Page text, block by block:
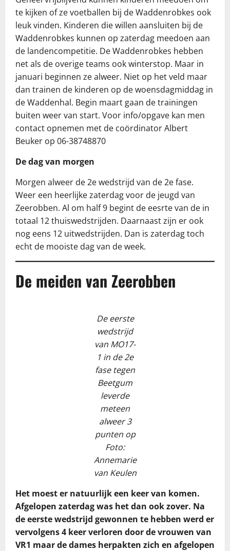
te kijken of ze voetballen bij de Waddenrobkes ook
leuk vinden. Kinderen die willen aansluiten bij de
Waddenrobkes kunnen op zaterdag meedoen aan
de landencompetitie. De Waddenrobkes hebben
net als de overige teams ook winterstop. Maar in
januari beginnen ze alweer. Niet op het veld maar
dan trainen de kinderen op de woensdagmiddag in
de Waddenhal. Begin maart gaan de trainingen
buiten weer van start. Voor info/opgave kan men
contact opnemen met de coördinator Albert
Beuker op 06-38748870
De dag van morgen
Morgen alweer de 2e wedstrijd van de 2e fase.
Weer een heerlijke zaterdag voor de jeugd van
Zeerobben. Al om half 9 begint de eesrte van de in
totaal 12 thuiswedstrijden. Daarnaast zijn er ook
nog eens 12 uitwedstrijden. Dan is zaterdag toch
echt de mooiste dag van de week.
De meiden van Zeerobben
De eerste
wedstrijd
van MO17-
1 in de 2e
fase tegen
Beetgum
leverde
meteen
alweer 3
punten op
Foto:
Annemarie
van Keulen
Het moest er natuurlijk een keer van komen.
Afgelopen zaterdag was het dan ook zover. Na
de eerste wedstrijd gewonnen te hebben werd er
vervolgens 4 keer verloren door de vrouwen van
VR1 maar de dames herpakten zich en afgelopen